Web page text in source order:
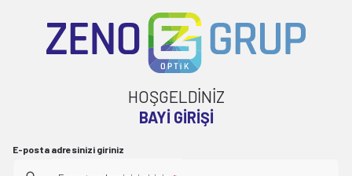
HOŞGELDİNİZ
BAYI GIRIŞI
E-posta adresinizi giriniz